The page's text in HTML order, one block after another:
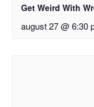
Get Weird With
august 27 @ 6:30